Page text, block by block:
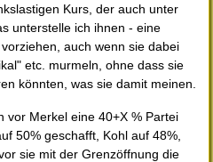
Kurs, der auch unter
unterstelle ich ihnen - eine
auch wenn sie dabei
etc. murmeln, ohne dass sie
könnten, was sie damit meinen.
vor Merkel eine 40+X % Partei
50% geschafft, Kohl auf 48%,
sie mit der Grenzöffnung die